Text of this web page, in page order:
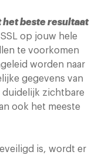
het beste resultaat
op jouw hele
te voorkomen
worden naar
gegevens van
duidelijk zichtbare
ook het meeste
is, wordt er